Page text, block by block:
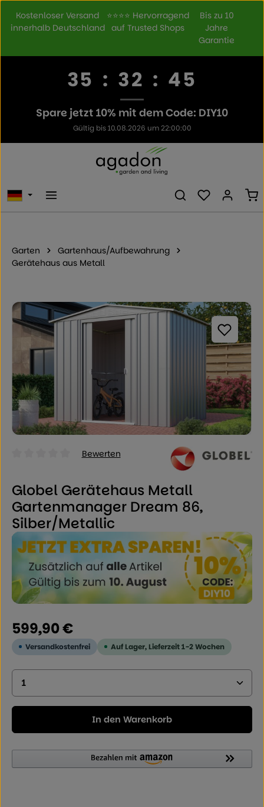
Zum Hauptinhalt springen
Kostenloser Versand
innerhalb Deutschland
⭐⭐⭐⭐ Hervorragend
auf Trusted Shops
Bis zu 10
Jahre
Garantie
35 : 32 : 44
Spare jetzt 10% mit dem Code: DIY10
Gültig bis 10.08.2026 um 22:00:00
Du hast 0
Garten
Gartenhaus/Aufbewahrung
Gerätehaus aus Metall
Bildergalerie überspringen
Durchschnittliche Bewertung von 0 von 5 Sternen
Bewerten
Globel Gerätehaus Metall
Gartenmanager Dream 86,
Silber/Metallic
Regulärer Preis:
599,90 €
Versandkostenfrei Auf Lager, Lieferzeit 1-2 Wochen
Produkt Anzahl: Geben Sie den gewünschten
In den Warenkorb